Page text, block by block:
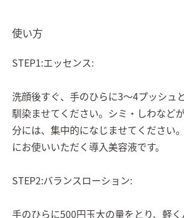
使い方
STEP1:エッセンス:
洗顔後すぐ、手のひらに3～4プッシュ
馴染ませてください。シミ・しわなど
分には、集中的になじませてください
にお使いいただく導入美容液です。
STEP2:バランスローション:
手のひらに500円玉大の量をとり、軽